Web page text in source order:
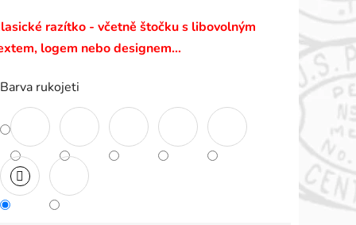
hvězdiček.
razítko - včetně štočku s libovolným
logem nebo designem…
Barva rukojeti